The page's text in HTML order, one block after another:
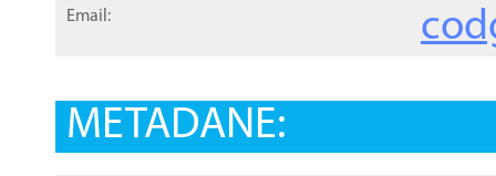
Email:
METADANE: